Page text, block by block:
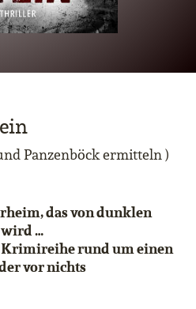
Panzenböck ermitteln )
das von dunklen
wird …
Krimireihe rund um einen
vor nichts